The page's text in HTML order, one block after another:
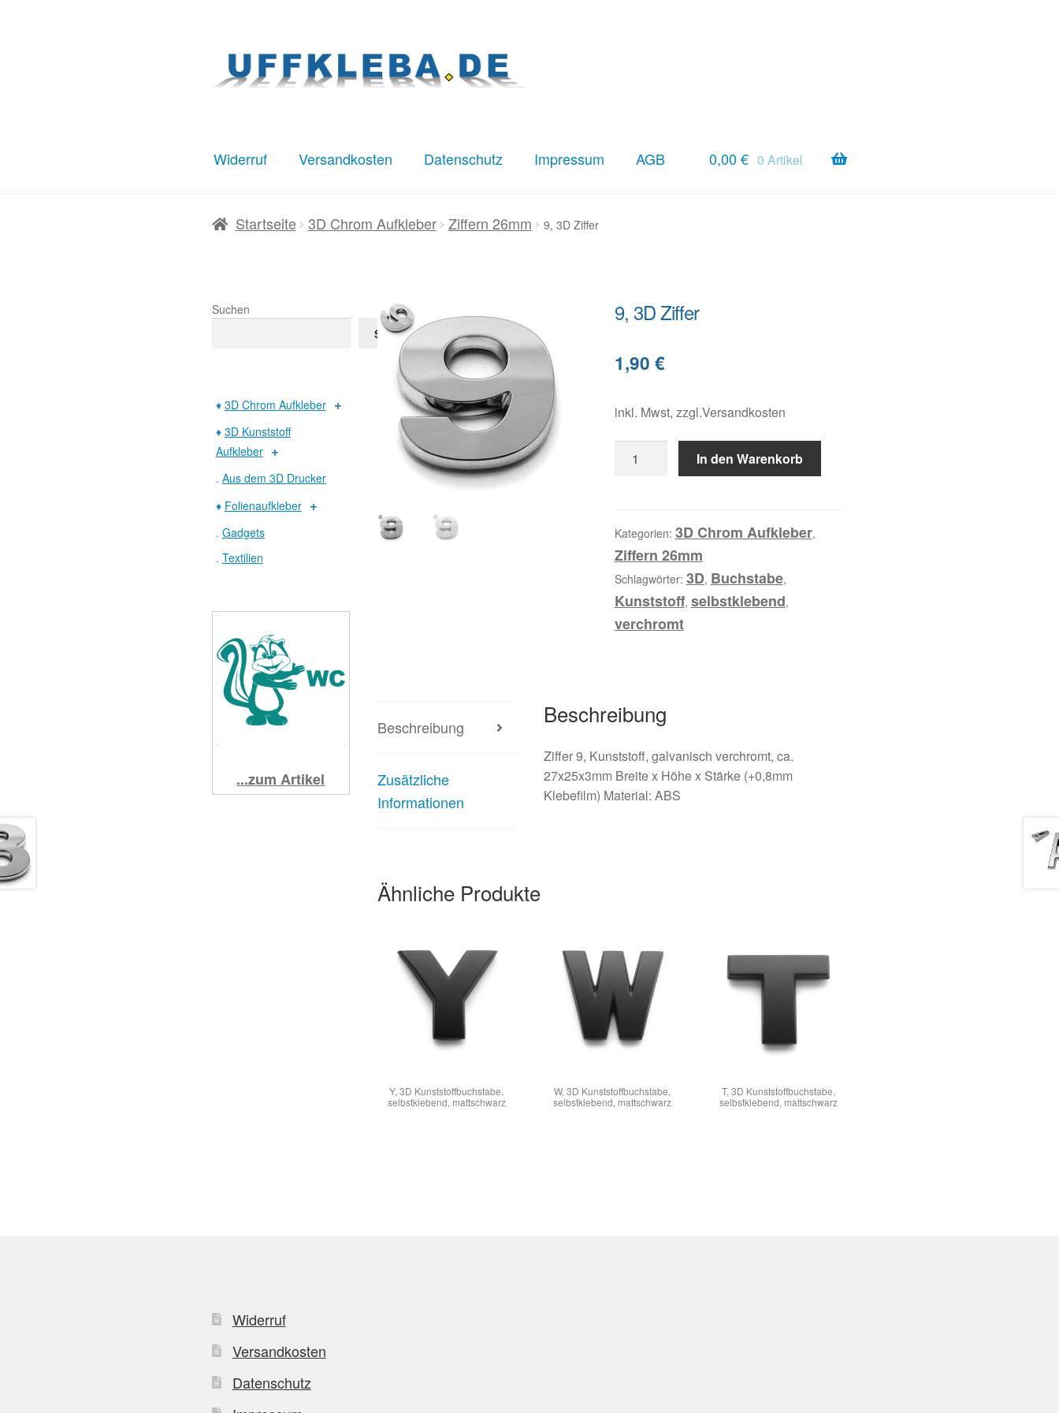
Navigation
springen
Inhalt
springen
Widerruf Versandkosten Datenschutz Impressum AGB
StartAGB DatenschutzImpressumKasse Mein Konto Versandkosten
0,00€ 0 Artikel
Startseite 3D Chrom Aufkleber Ziffern 26mm 9, 3D Ziffer
9, 3D Ziffer
1,90 €
inkl. Mwst, zzgl.Versandkosten
In den Warenkorb
Kategorien: 3D Chrom Aufkleber,
Ziffern 26mm
Schlagwörter: 3D, Buchstabe,
Kunststoff, selbstklebend,
verchromt
Beschreibung
Zusätzliche
Informationen
Beschreibung
Ziffer 9, Kunststoff, galvanisch verchromt, ca.
27x25x3mm Breite x Höhe x Stärke (+0,8mm
Klebefilm) Material: ABS
Ähnliche Produkte
Y, 3D Kunststoffbuchstabe,
selbstklebend, mattschwarz
W, 3D Kunststoffbuchstabe,
selbstklebend, mattschwarz
T, 3D Kunststoffbuchstabe,
selbstklebend, mattschwarz
Suchen
Suchen
♦ 3D Chrom Aufkleber
♦ 3D Kunststoff
Aufkleber
. Aus dem 3D Drucker
♦ Folienaufkleber
. Gadgets
. Textilien
...zum Artikel
Widerruf
Versandkosten
Datenschutz